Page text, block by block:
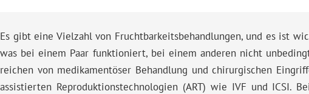
Es gibt eine Vielzahl von Fruchtbarkeitsbehandlungen, und es ist
was bei einem Paar funktioniert, bei einem anderen nicht
reichen von medikamentöser Behandlung und chirurgischen
assistierten Reproduktionstechnologien (ART) wie IVF und ICSI.